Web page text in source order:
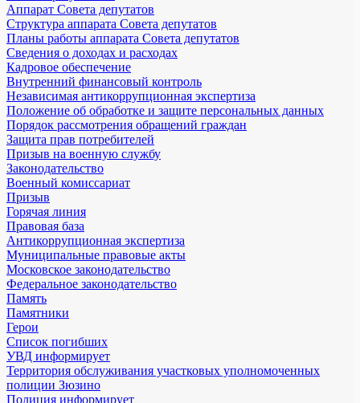
Аппарат Совета депутатов
Структура аппарата Совета депутатов
Планы работы аппарата Совета депутатов
Сведения о доходах и расходах
Кадровое обеспечение
Внутренний финансовый контроль
Независимая антикоррупционная экспертиза
Положение об обработке и защите персональных данных
Порядок рассмотрения обращений граждан
Защита прав потребителей
Призыв на военную службу
Законодательство
Военный комиссариат
Призыв
Горячая линия
Правовая база
Антикоррупционная экспертиза
Муниципальные правовые акты
Московское законодательство
Федеральное законодательство
Память
Памятники
Герои
Список погибших
УВД информирует
Территория обслуживания участковых уполномоченных
полиции Зюзино
Полиция информирует